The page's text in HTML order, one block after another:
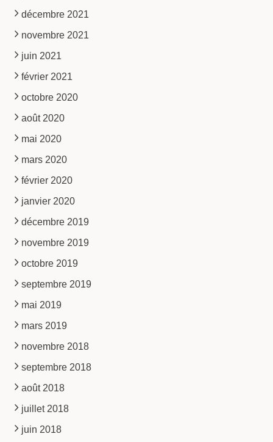
décembre 2021
novembre 2021
juin 2021
février 2021
octobre 2020
août 2020
mai 2020
mars 2020
février 2020
janvier 2020
décembre 2019
novembre 2019
octobre 2019
septembre 2019
mai 2019
mars 2019
novembre 2018
septembre 2018
août 2018
juillet 2018
juin 2018